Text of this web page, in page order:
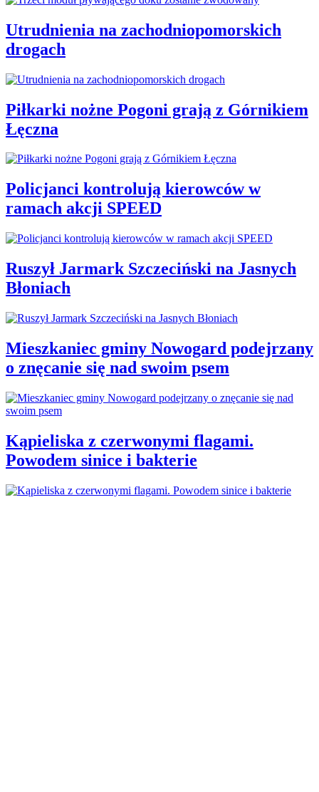
Utrudnienia na zachodniopomorskich
drogach
Piłkarki nożne Pogoni grają z Górnikiem
Łęczna
Policjanci kontrolują kierowców w
ramach akcji SPEED
Ruszył Jarmark Szczeciński na Jasnych
Błoniach
Mieszkaniec gminy Nowogard podejrzany
o znęcanie się nad swoim psem
Kąpieliska z czerwonymi flagami.
Powodem sinice i bakterie